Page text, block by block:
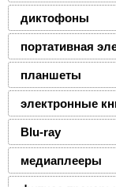
диктофоны
портативная
планшеты
электронные
Blu-ray
медиаплееры